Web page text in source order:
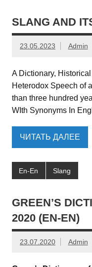
SLANG AND
23.05.2023 Admin
A Dictionary,
Heterodox Speech of
than three hundred
WIth Synonyms In
ЧИТАТЬ ДАЛЕЕ
En-En Slang
GREEN’S
2020 (EN-EN)
23.07.2020 Admin